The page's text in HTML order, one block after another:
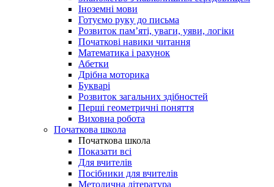
Іноземні мови
Готуємо руку до письма
Розвиток пам’яті, уваги, уяви, логіки
Початкові навики читання
Математика і рахунок
Абетки
Дрібна моторика
Букварі
Розвиток загальних здібностей
Перші геометричні поняття
Виховна робота
Початкова школа
Початкова школа
Показати всі
Для вчителів
Посібники для вчителів
Методична література